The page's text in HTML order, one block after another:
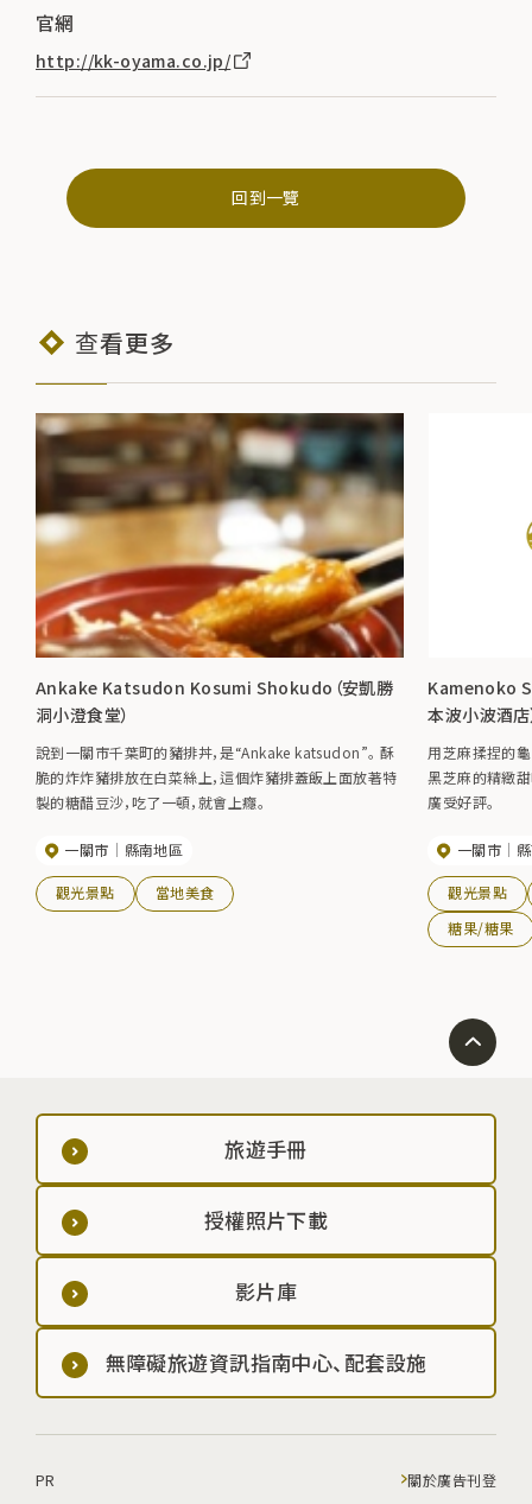
官網
http://kk-oyama.co.jp/
回到一覽
查看更多
Ankake Katsudon Kosumi Shokudo（安凱勝
洞小澄食堂）
說到一關市千葉町的豬排丼，是“Ankake katsudon”。 酥
脆的炸炸豬排放在白菜絲上，這個炸豬排蓋飯上面放著特
製的糖醋豆沙，吃了一頓，就會上癮。
一關市 縣南地區
觀光景點 當地美食
Kamenoko
本波小波酒店
用芝麻揉捏的
黑芝麻的精緻甜
廣受好評。
一關市
觀光景點
糖果/糖果
旅遊手冊
授權照片下載
影片庫
無障礙旅遊資訊指南中心、配套設施
PR 關於廣告刊登